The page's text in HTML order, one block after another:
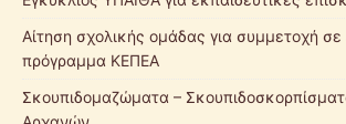
Αίτηση σχολικής ομάδας για συμμετοχή σε
πρόγραμμα ΚΕΠΕΑ
Σκουπιδομαζώματα –